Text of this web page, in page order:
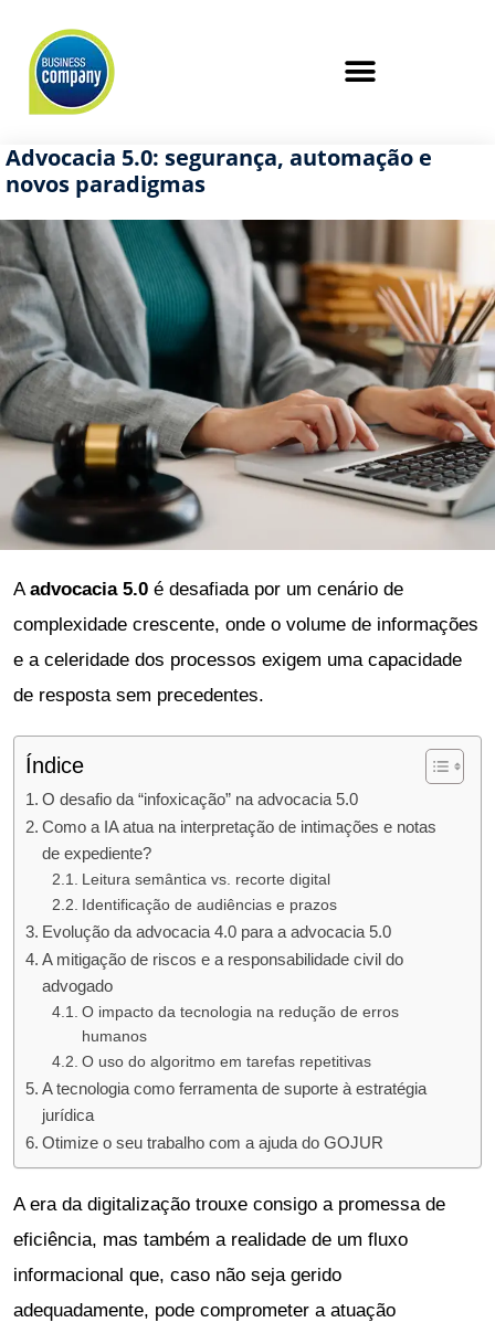
Advocacia 5.0: segurança, automação e
novos paradigmas
A advocacia 5.0 é desafiada por um cenário de
complexidade crescente, onde o volume de informações
e a celeridade dos processos exigem uma capacidade
de resposta sem precedentes.
Índice
O desafio da “infoxicação” na advocacia 5.0
Como a IA atua na interpretação de intimações e notas
de expediente?
Leitura semântica vs. recorte digital
Identificação de audiências e prazos
Evolução da advocacia 4.0 para a advocacia 5.0
A mitigação de riscos e a responsabilidade civil do
advogado
O impacto da tecnologia na redução de erros
humanos
O uso do algoritmo em tarefas repetitivas
A tecnologia como ferramenta de suporte à estratégia
jurídica
Otimize o seu trabalho com a ajuda do GOJUR
A era da digitalização trouxe consigo a promessa de
eficiência, mas também a realidade de um fluxo
informacional que, caso não seja gerido
adequadamente, pode comprometer a atuação